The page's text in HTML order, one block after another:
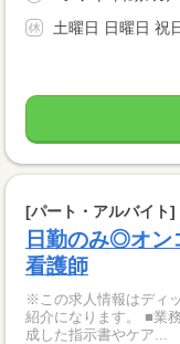
土曜日 日曜日 祝
[パート・アルバイト]
日勤のみ◎オ
看護師
※この求人情報はディ
紹介になります。 ■業
成した指示書やケア...